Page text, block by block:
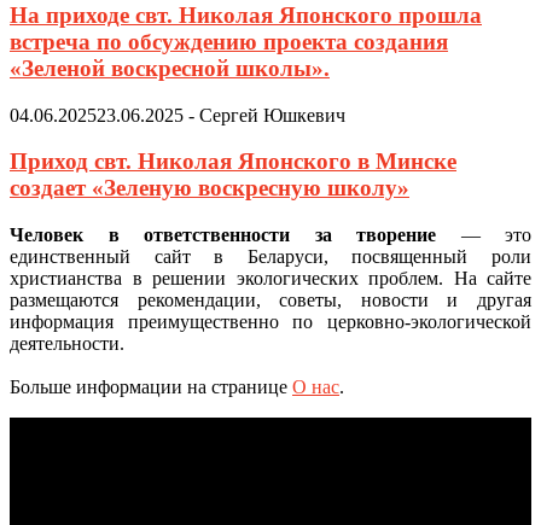
На приходе свт. Николая Японского прошла
встреча по обсуждению проекта создания
«Зеленой воскресной школы».
04.06.202523.06.2025 - Сергей Юшкевич
Приход свт. Николая Японского в Минске
создает «Зеленую воскресную школу»
Человек в ответственности за творение — это
единственный сайт в Беларуси, посвященный роли
христианства в решении экологических проблем. На сайте
размещаются рекомендации, советы, новости и другая
информация преимущественно по церковно-экологической
деятельности.
Больше информации на странице О нас.